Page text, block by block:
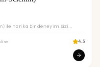
ile harika bir deneyim sizi
4.5